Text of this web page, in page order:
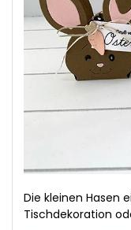
Die kleinen Hasen
Tischdekoration